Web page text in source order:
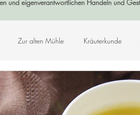
und eigenverantwortlichen Handeln und
Zur alten Mühle Kräuterkunde
Wald Steinzeit